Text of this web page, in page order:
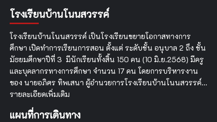
2
โรงเรียนบ้านโนนสวรรค์
โรงเรียนบ้านโนนสวรรค์ เป็นโรงเรียนขยายโอกาสทางการ
ศึกษา เปิดทำการเรียนการสอน ตั้งแต่ ระดับชั้น อนุบาล 2 ถึง ชั้น
มัธยมศึกษาปีที่ 3 มีนักเรียนทั้งสิ้น 150 คน (10 มิ.ย.2568) มีครู
และบุคลากรทางการศึกษา จำนวน 17 คน โดยการบริหารงาน
ของ นายอภิศร ทิพเสนา ผู้อำนวยการโรงเรียนบ้านโนนสวรรค์…
รายละเอียดเพิ่มเติม
แผนที่การเดินทาง